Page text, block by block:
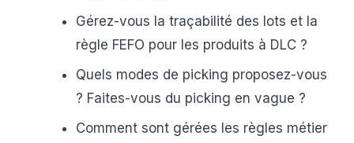
Gérez-vous la traçabilité des lots et la
règle FEFO pour les produits à DLC ?
Quels modes de picking proposez-vous
? Faites-vous du picking en vague ?
Comment sont gérées les règles métier